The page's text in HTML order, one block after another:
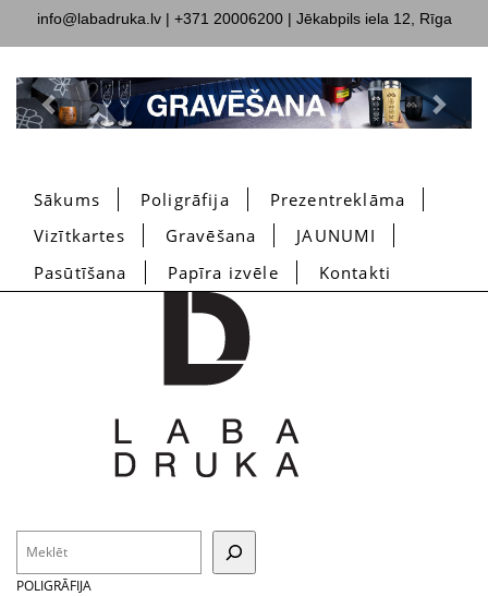
info@labadruka.lv| +371 20006200 | Jēkabpils iela 12, Rīga
Previous Next
Sākums Poligrāfija
Prezentreklāma
Vizītkartes
Gravēšana
JAUNUMI
Pasūtīšana
Papīra izvēle Kontakti
POLIGRĀFIJA